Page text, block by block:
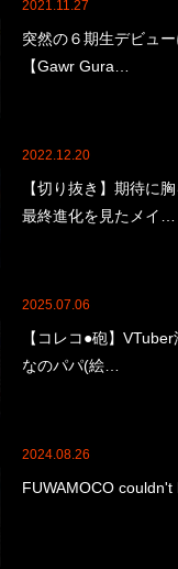
2021.11.27
突然の６期生デビュ
【Gawr Gura…
2022.12.20
【切り抜き】期待に
最終進化を見たメイ…
2025.07.06
【コレコ●砲】
なのパパ(絵…
2024.08.26
FUWAMOCO couldn't